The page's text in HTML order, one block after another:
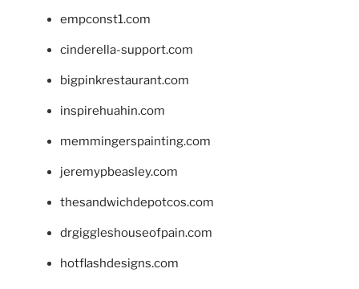
empconst1.com
cinderella-support.com
bigpinkrestaurant.com
inspirehuahin.com
memmingerspainting.com
jeremypbeasley.com
thesandwichdepotcos.com
drgiggleshouseofpain.com
hotflashdesigns.com